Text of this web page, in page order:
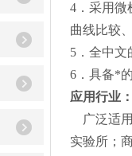
4 ． 采用微
曲线比较
5 ． 全中文
6 ． 具备*
应用行业
广泛适
实验所；